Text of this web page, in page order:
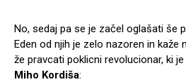
No, sedaj pa se je začel oglašati še
Eden od njih je zelo nazoren in kaže
že pravcati poklicni revolucionar, ki
Miho Kordiša: